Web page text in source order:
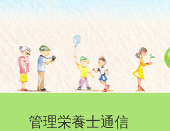
管理栄養士通信